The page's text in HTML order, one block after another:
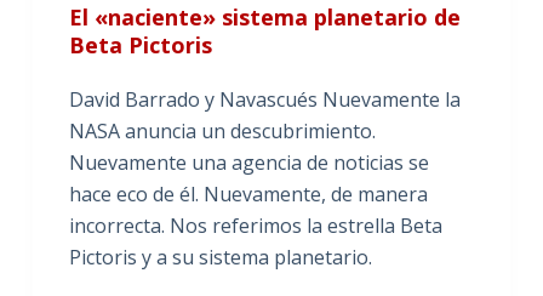
El «naciente» sistema planetario de
Beta Pictoris
David Barrado y Navascués Nuevamente la
NASA anuncia un descubrimiento.
Nuevamente una agencia de noticias se
hace eco de él. Nuevamente, de manera
incorrecta. Nos referimos la estrella Beta
Pictoris y a su sistema planetario.